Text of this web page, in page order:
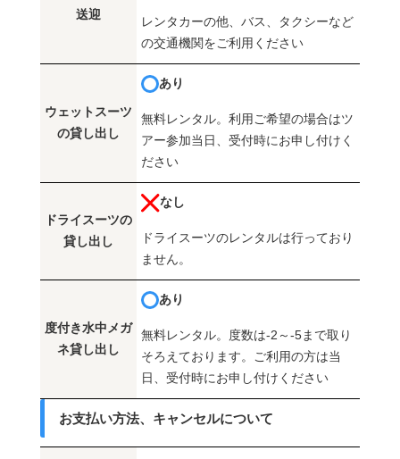
送迎
レンタカーの他、バス、タクシーなど
の交通機関をご利用ください
ウェットスーツ
の貸し出し
あり
無料レンタル。利用ご希望の場合はツ
アー参加当日、受付時にお申し付けく
ださい
ドライスーツの
貸し出し
なし
ドライスーツのレンタルは行っており
ません。
度付き水中メガ
ネ貸し出し
あり
無料レンタル。度数は-2～-5まで取り
そろえております。ご利用の方は当
日、受付時にお申し付けください
お支払い方法、キャンセルについて